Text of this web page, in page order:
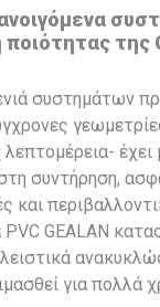
ποιότητας της
συστημάτων
έχει
συντήρηση,
και
GEALAN
για πολλά